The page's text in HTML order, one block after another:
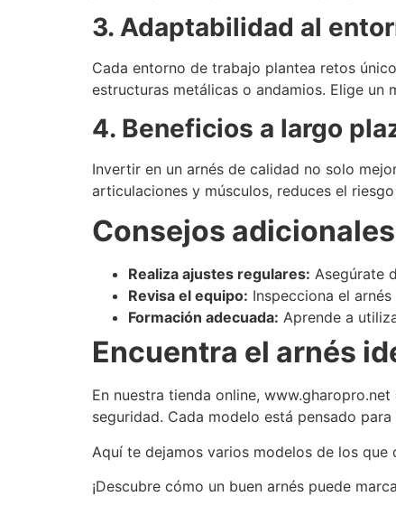
3. Adaptabilidad al
Cada entorno de trabajo plantea retos
estructuras metálicas o andamios. Elige un
4. Beneficios a largo
Invertir en un arnés de calidad no solo
articulaciones y músculos, reduces el
Consejos
Realiza ajustes regulares: Asegúrate
Revisa el equipo: Inspecciona el
Formación adecuada: Aprende a
Encuentra el arnés
En nuestra tienda online,
seguridad. Cada modelo está pensado
Aquí te dejamos varios modelos de los que
¡Descubre cómo un buen arnés puede